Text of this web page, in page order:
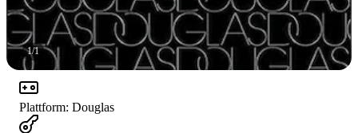
1/1
Plattform: Douglas